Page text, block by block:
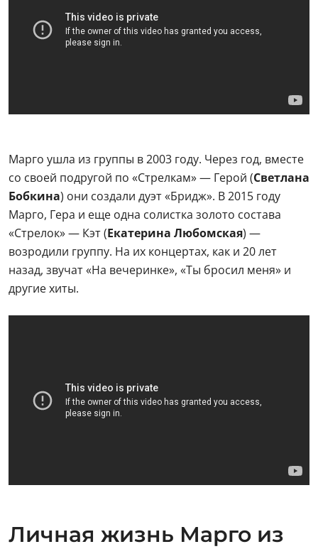
Марго ушла из группы в 2003 году. Через год, вместе
со своей подругой по «Стрелкам» — Герой (Светлана
Бобкина) они создали дуэт «Бридж». В 2015 году
Марго, Гера и еще одна солистка золото состава
«Стрелок» — Кэт (Екатерина Любомская) —
возродили группу. На их концертах, как и 20 лет
назад, звучат «На вечеринке», «Ты бросил меня» и
другие хиты.
Личная жизнь Марго из